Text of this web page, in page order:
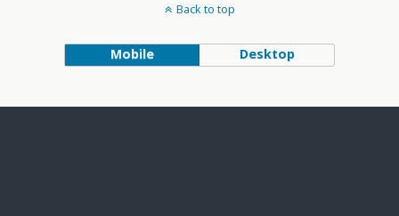
Back to top
Mobile Desktop